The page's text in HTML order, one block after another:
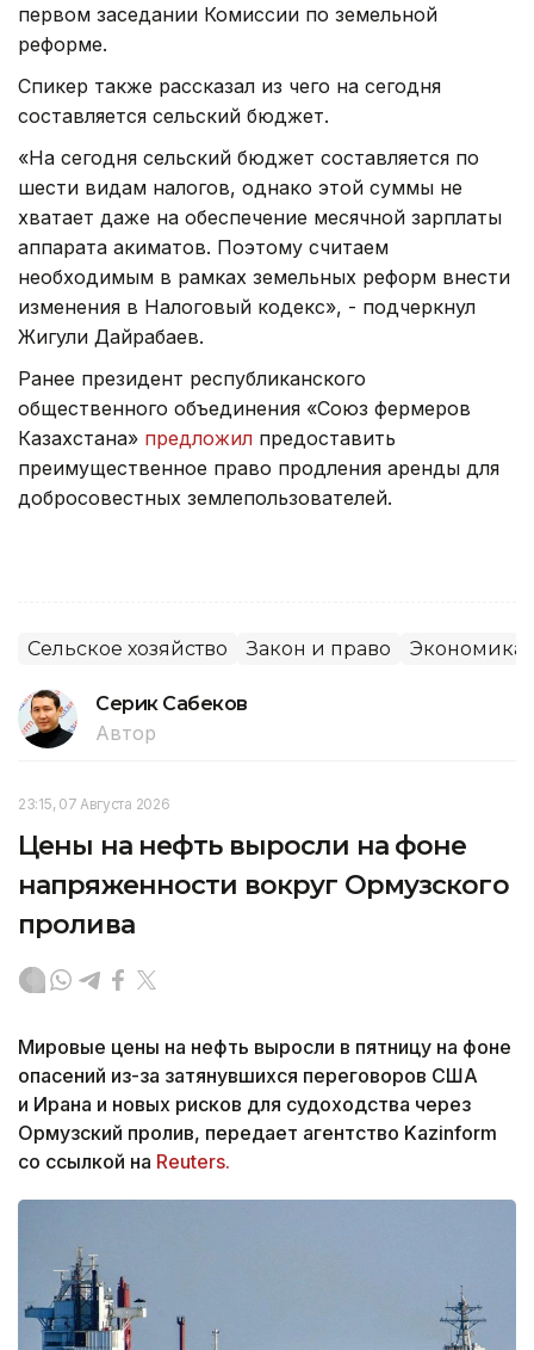
первом заседании Комиссии по земельной
реформе.
Спикер также рассказал из чего на сегодня
составляется сельский бюджет.
«На сегодня сельский бюджет составляется по
шести видам налогов, однако этой суммы не
хватает даже на обеспечение месячной зарплаты
аппарата акиматов. Поэтому считаем
необходимым в рамках земельных реформ внести
изменения в Налоговый кодекс», - подчеркнул
Жигули Дайрабаев.
Ранее президент республиканского
общественного объединения «Союз фермеров
Казахстана» предложил предоставить
преимущественное право продления аренды для
добросовестных землепользователей.
Сельское хозяйство Закон и право Экономика
Серик Сабеков
Автор
23:15, 07 Августа 2026
Цены на нефть выросли на фоне
напряженности вокруг Ормузского
пролива
Мировые цены на нефть выросли в пятницу на фоне
опасений из-за затянувшихся переговоров США
и Ирана и новых рисков для судоходства через
Ормузский пролив, передает агентство Kazinform
со ссылкой на Reuters.